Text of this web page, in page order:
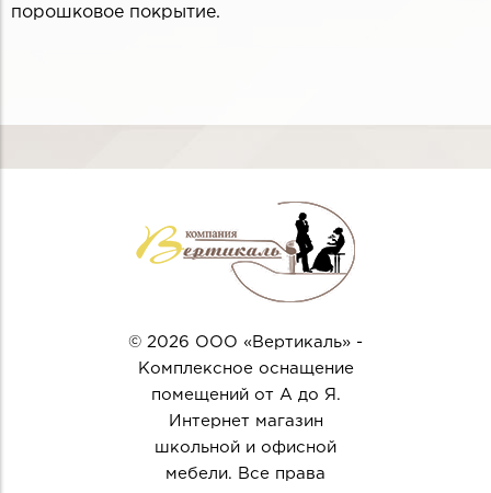
порошковое покрытие.
© 2026 ООО «Вертикаль» -
Комплексное оснащение
помещений от А до Я.
Интернет магазин
школьной и офисной
мебели. Все права